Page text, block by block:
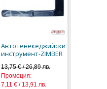
Автотенекеджийски
инструмент-ZIMBER
13,75 € / 26,89 лв.
Промоция:
7,11 € / 13,91 лв.